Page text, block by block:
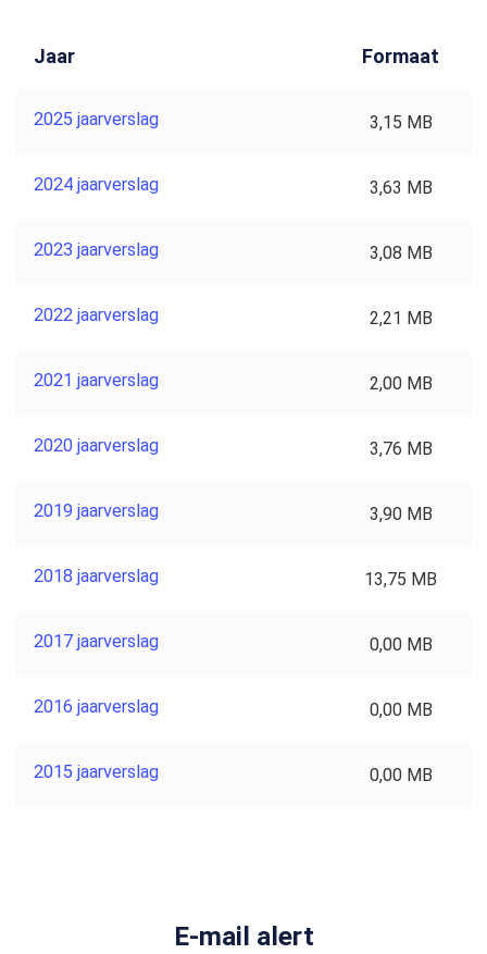
Jaar Formaat
2025 jaarverslag 3,15 MB
2024 jaarverslag 3,63 MB
2023 jaarverslag 3,08 MB
2022 jaarverslag 2,21 MB
2021 jaarverslag 2,00 MB
2020 jaarverslag 3,76 MB
2019 jaarverslag 3,90 MB
2018 jaarverslag 13,75 MB
2017 jaarverslag 0,00 MB
2016 jaarverslag 0,00 MB
2015 jaarverslag 0,00 MB
E-mail alert